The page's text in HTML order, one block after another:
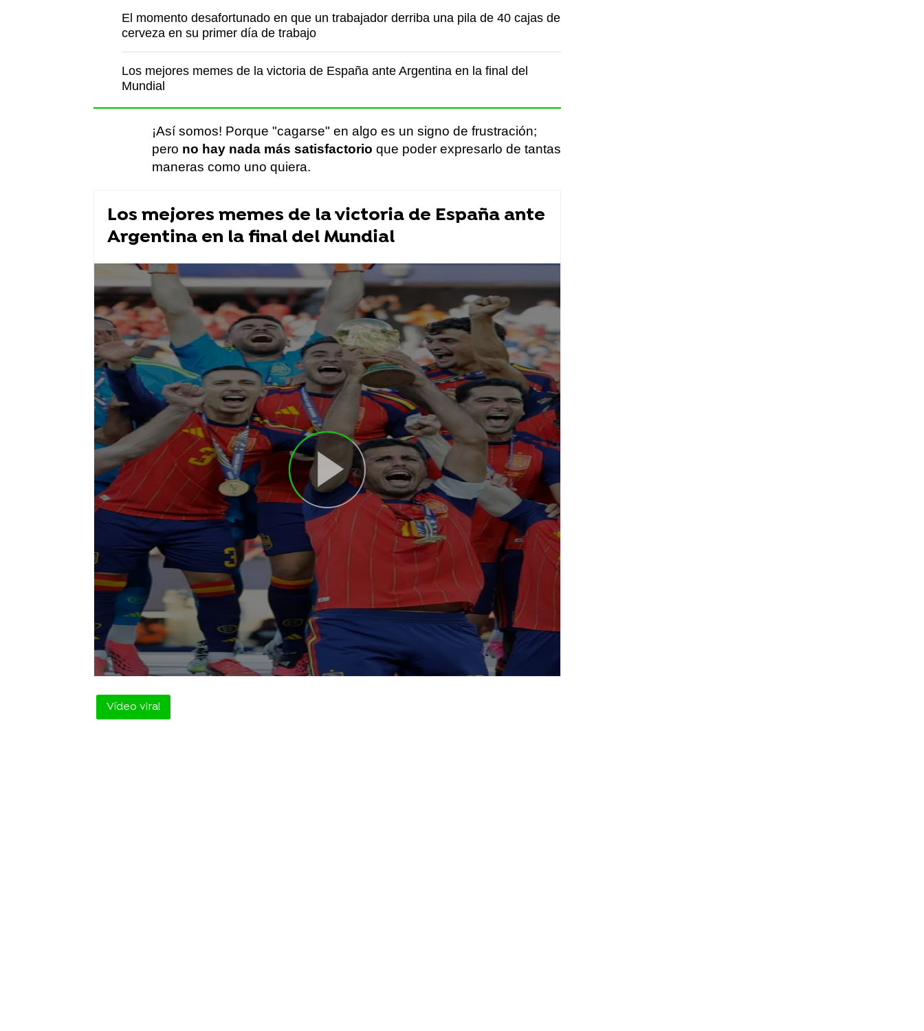
El momento desafortunado en que un trabajador derriba una pila de 40 cajas de
cerveza en su primer día de trabajo
Los mejores memes de la victoria de España ante Argentina en la final del
Mundial
¡Así somos! Porque "cagarse" en algo es un signo de frustración;
pero no hay nada más satisfactorio que poder expresarlo de tantas
maneras como uno quiera.
Los mejores memes de la victoria de España ante
Argentina en la final del Mundial
Vídeo viral